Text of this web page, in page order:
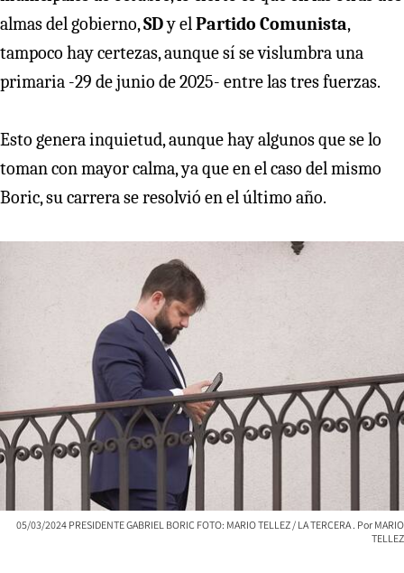
almas del gobierno,SDy el Partido Comunista,
tampoco hay certezas, aunque sí se vislumbra una
primaria -29 de junio de 2025- entre las tres fuerzas.
Esto genera inquietud, aunque hay algunos que se lo
toman con mayor calma, ya que en el caso del mismo
Boric, su carrera se resolvió en el último año.
05/03/2024 PRESIDENTE GABRIEL BORIC FOTO: MARIO TELLEZ / LA TERCERA
MARIO
TELLEZ